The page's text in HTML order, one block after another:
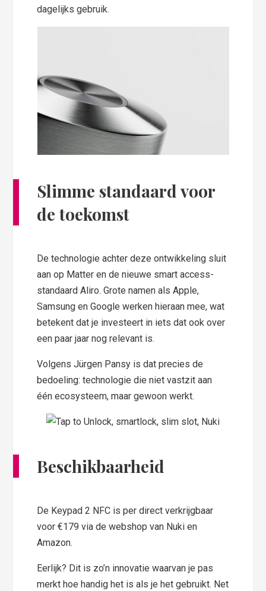
dagelijks gebruik.
Slimme standaard voor
de toekomst
De technologie achter deze ontwikkeling sluit
aan op Matter en de nieuwe smart access-
standaard Aliro. Grote namen als Apple,
Samsung en Google werken hieraan mee, wat
betekent dat je investeert in iets dat ook over
een paar jaar nog relevant is.
Volgens Jürgen Pansy is dat precies de
bedoeling: technologie die niet vastzit aan
één ecosysteem, maar gewoon werkt.
Beschikbaarheid
De Keypad 2 NFC is per direct verkrijgbaar
voor €179 via de webshop van Nuki en
Amazon.
Eerlijk? Dit is zo’n innovatie waarvan je pas
merkt hoe handig het is als je het gebruikt. Net